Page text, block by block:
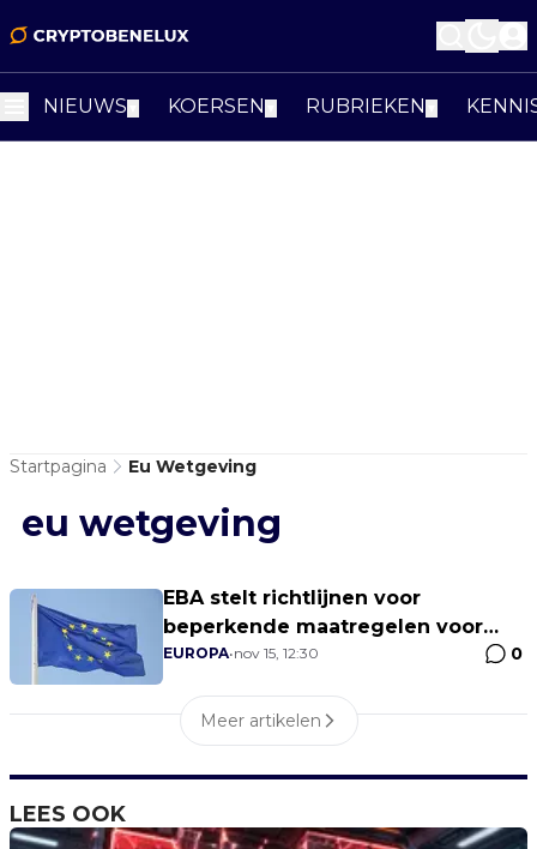
NIEUWS KOERSEN RUBRIEKEN
Startpagina Eu Wetgeving
eu wetgeving
EBA stelt richtlijnen voor
beperkende maatregelen voor
crypto-dienstverleners vast
EUROPA•nov 15, 12:30 0
Meer artikelen
LEES OOK